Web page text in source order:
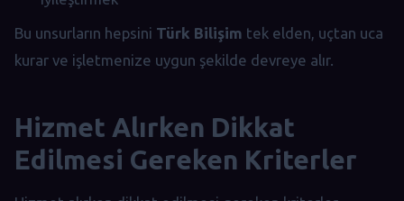
Bu unsurların hepsini Türk Bilişim tek elden, uçtan uca
kurar ve işletmenize uygun şekilde devreye alır.
Hizmet Alırken Dikkat
Edilmesi Gereken Kriterler